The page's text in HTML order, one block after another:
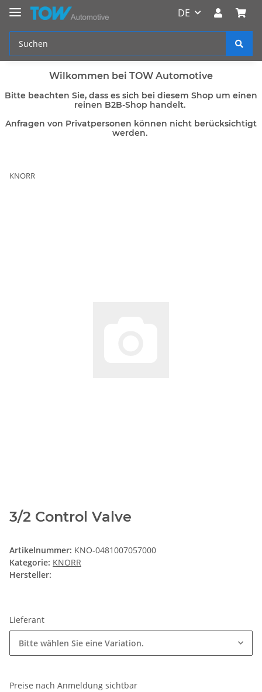
DE
Wilkommen bei TOW Automotive
Bitte beachten Sie, dass es sich bei diesem Shop um einen
reinen B2B-Shop handelt.
Anfragen von Privatpersonen können nicht berücksichtigt
werden.
KNORR
3/2 Control Valve
Artikelnummer: KNO-0481007057000
Kategorie: KNORR
Hersteller:
Lieferant
Bitte wählen Sie eine Variation.
Preise nach Anmeldung sichtbar